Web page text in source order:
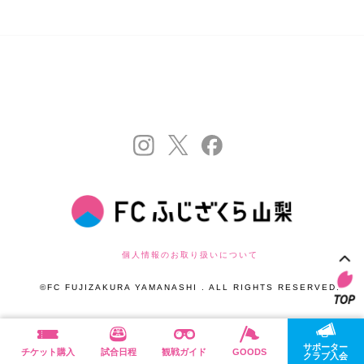
個人情報のお取り扱いについて
©FC FUJIZAKURA YAMANASHI . ALL RIGHTS RESERVED.
チケット購入 試合日程 観戦ガイド GOODS
サポーター
クラブ入会